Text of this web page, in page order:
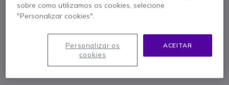
800 780 300
F.A.Q Live Chat
sobre como utilizamos os cookies, selecione
"Personalizar cookies".
ACEITAR
Personalizar os
cookies